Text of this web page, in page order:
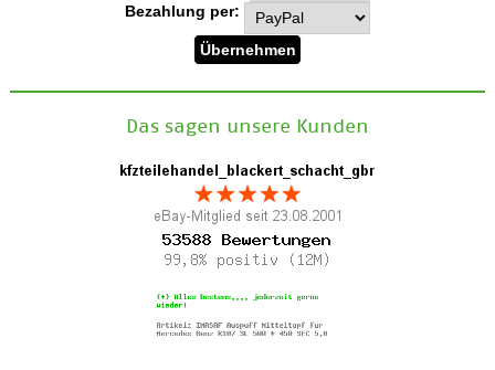
Bezahlung per:
Das sagen unsere Kunden